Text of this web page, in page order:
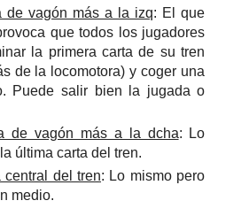
de vagón más a la izq: El que
que todos los jugadores
la primera carta de su tren
de la locomotora) y coger una
Puede salir bien la jugada o
de vagón más a la dcha: Lo
última carta del tren.
central del tren: Lo mismo pero
medio.